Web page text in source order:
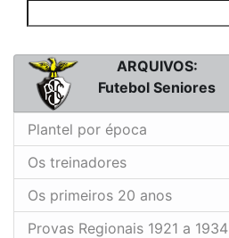
ARQUIVOS:
Futebol Seniores
Plantel por época
Os treinadores
Os primeiros 20 anos
Provas Regionais 1921 a 1934